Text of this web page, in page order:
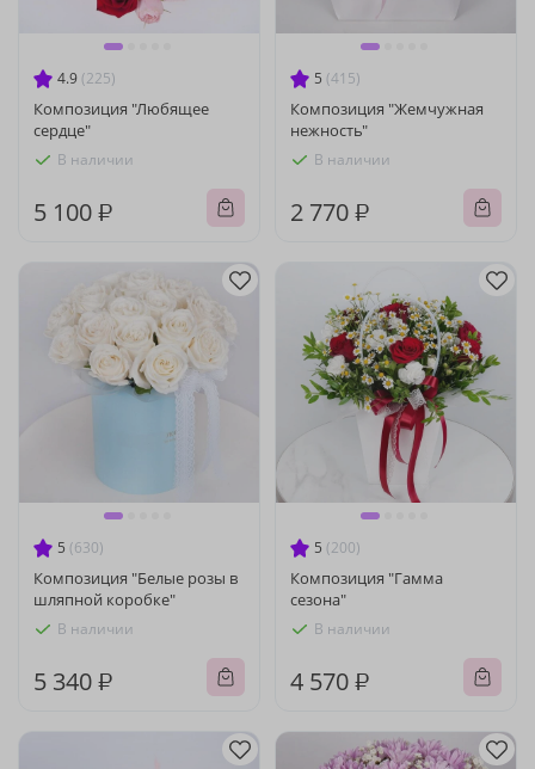
4.9 (225)
Композиция "Любящее
сердце"
В наличии
5 100 ₽
5 (415)
Композиция "Жемчужная
нежность"
В наличии
2 770 ₽
5 (630)
Композиция "Белые розы в
шляпной коробке"
В наличии
5 340 ₽
5 (200)
Композиция "Гамма
сезона"
В наличии
4 570 ₽